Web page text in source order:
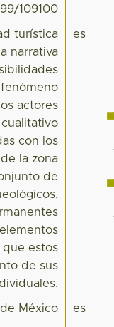
109100
turística
narrativa
actores
con los
la zona
de
que estos
de sus
es
México es